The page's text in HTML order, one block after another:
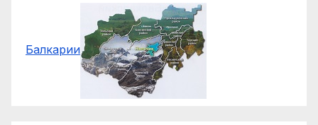
Балкарии